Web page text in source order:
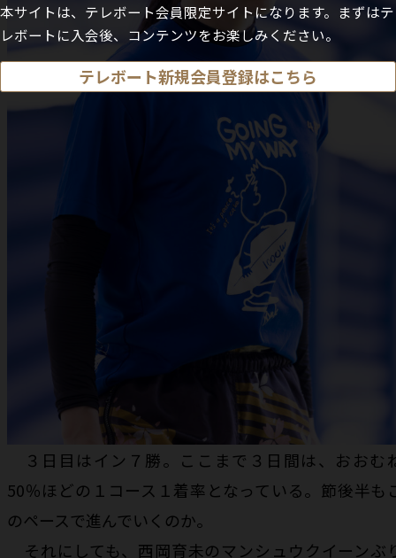
本サイトは、テレボート会員限定サイトになります。まずはテ
レボートに入会後、コンテンツをお楽しみください。
テレボート新規会員登録はこちら
３日目はイン７勝。ここまで３日間は、おおむ
50％ほどの１コース１着率となっている。節後半も
のペースで進んでいくのか。
それにしても、西岡育未のマンシュウクイーンぶ